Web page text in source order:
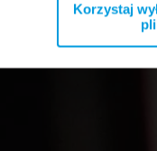
Korzystaj